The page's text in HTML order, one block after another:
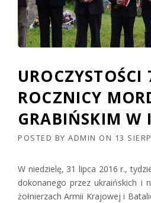
UROCZYSTOŚCI
ROCZNICY
GRABIŃSKIM W
POSTED BY ADMIN ON 13
W niedzielę, 31 lipca 2016 r.,
dokonanego przez ukraińskich i
żołnierzach Armii Krajowej i